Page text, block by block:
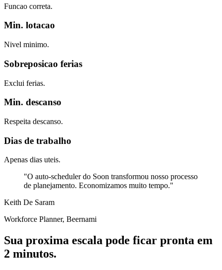
Funcao correta.
Min. lotacao
Nivel minimo.
Sobreposicao ferias
Exclui ferias.
Min. descanso
Respeita descanso.
Dias de trabalho
Apenas dias uteis.
"O auto-scheduler do Soon transformou nosso processo
de planejamento. Economizamos muito tempo."
Keith De Saram
Workforce Planner, Beernami
Sua proxima escala pode ficar pronta em
2 minutos.